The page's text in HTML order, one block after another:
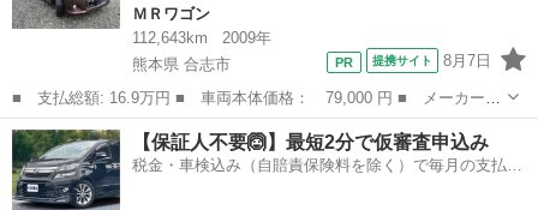
ＭＲワゴン
112,643km
2009年
熊本県 合志市
提携サイト 8月7日
■ 支払総額: 16.9万円 ■ 車両本体価格： 79,000 円 ■ メーカー
名： スズキ ■ 車種名： ＭＲワゴン ■ グレード名： ■ 排気
量： 660cc ■ ドア枚数： 5D ■ ミッション： AT4速 ■ 店...
熊本 合志市 ＭＲワゴン 車両
【保証人不要🙆】最短2分で仮審査申込み
税金・車検込み（自賠責保険料を除く）で毎月の支払額